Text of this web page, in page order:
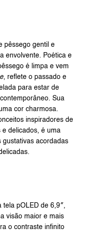
pêssego gentil e
envolvente. Poética e
é limpa e vem
, reflete o passado e
para estar de
Sua
cor charmosa.
inspiradores de
delicados, é uma
gustativas acordadas
tela pOLED de 6,9″,
visão maior e mais
o contraste infinito